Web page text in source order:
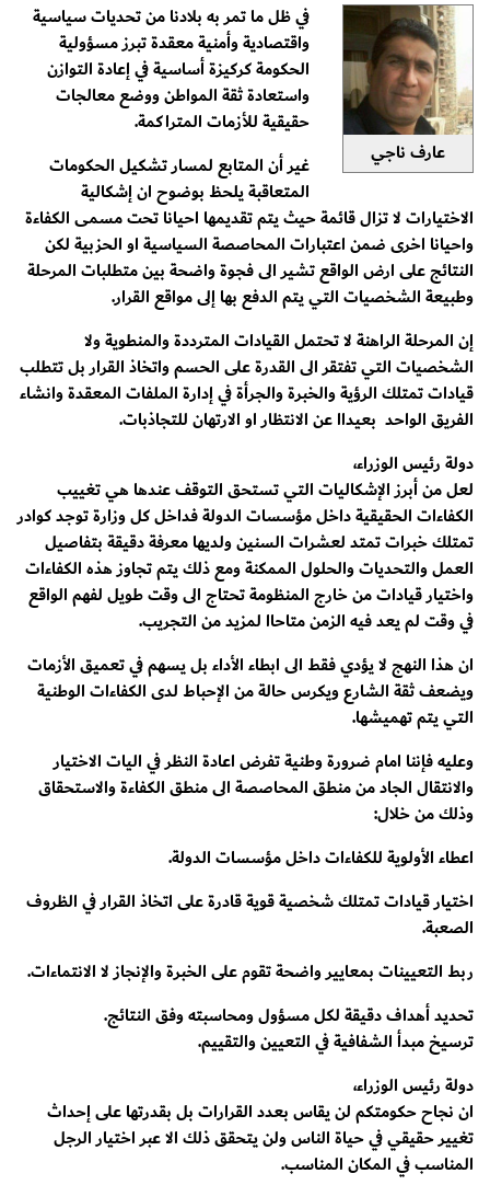
عارف ناجي
في ظل ما تمر به بلادنا من تحديات سياسية
واقتصادية وأمنية معقدة تبرز مسؤولية
الحكومة كركيزة أساسية في إعادة التوازن
واستعادة ثقة المواطن ووضع معالجات
حقيقية للأزمات المتراكمة.
غير أن المتابع لمسار تشكيل الحكومات
المتعاقبة يلحظ بوضوح ان إشكالية
الاختيارات لا تزال قائمة حيث يتم تقديمها احيانا تحت مسمى الكفاءة
واحيانا اخرى ضمن اعتبارات المحاصصة السياسية او الحزبية لكن
النتائج على ارض الواقع تشير الى فجوة واضحة بين متطلبات المرحلة
وطبيعة الشخصيات التي يتم الدفع بها إلى مواقع القرار.
إن المرحلة الراهنة لا تحتمل القيادات المترددة والمنطوية ولا
الشخصيات التي تفتقر الى القدرة على الحسم واتخاذ القرار بل تتطلب
قيادات تمتلك الرؤية والخبرة والجرأة في إدارة الملفات المعقدة وانشاء
الفريق الواحد بعيداا عن الانتظار او الارتهان للتجاذبات.
دولة رئيس الوزراء،
لعل من أبرز الإشكاليات التي تستحق التوقف عندها هي تغييب
الكفاءات الحقيقية داخل مؤسسات الدولة فداخل كل وزارة توجد كوادر
تمتلك خبرات تمتد لعشرات السنين ولديها معرفة دقيقة بتفاصيل
العمل والتحديات والحلول الممكنة ومع ذلك يتم تجاوز هذه الكفاءات
واختيار قيادات من خارج المنظومة تحتاج الى وقت طويل لفهم الواقع
في وقت لم يعد فيه الزمن متاحاا لمزيد من التجريب.
ان هذا النهج لا يؤدي فقط الى ابطاء الأداء بل يسهم في تعميق الأزمات
ويضعف ثقة الشارع ويكرس حالة من الإحباط لدى الكفاءات الوطنية
التي يتم تهميشها.
وعليه فإننا امام ضرورة وطنية تفرض اعادة النظر في اليات الاختيار
والانتقال الجاد من منطق المحاصصة الى منطق الكفاءة والاستحقاق
وذلك من خلال:
اعطاء الأولوية للكفاءات داخل مؤسسات الدولة.
اختيار قيادات تمتلك شخصية قوية قادرة على اتخاذ القرار في الظروف
الصعبة.
ربط التعيينات بمعايير واضحة تقوم على الخبرة والإنجاز لا الانتماءات.
تحديد أهداف دقيقة لكل مسؤول ومحاسبته وفق النتائج.
ترسيخ مبدأ الشفافية في التعيين والتقييم.
دولة رئيس الوزراء،
ان نجاح حكومتكم لن يقاس بعدد القرارات بل بقدرتها على إحداث
تغيير حقيقي في حياة الناس ولن يتحقق ذلك الا عبر اختيار الرجل
المناسب في المكان المناسب.